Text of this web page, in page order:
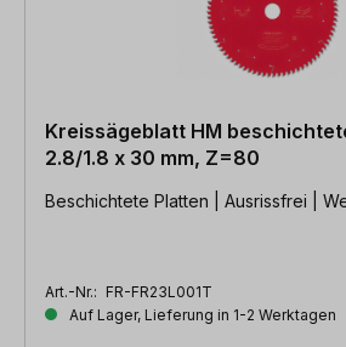
Kreissägeblatt HM
2.8/1.8 x 30 mm, Z=80
Beschichtete Platten | Ausrissfrei |
Art.-Nr.: FR-FR23L001T
Auf Lager, Lieferung in 1-2 Werktagen